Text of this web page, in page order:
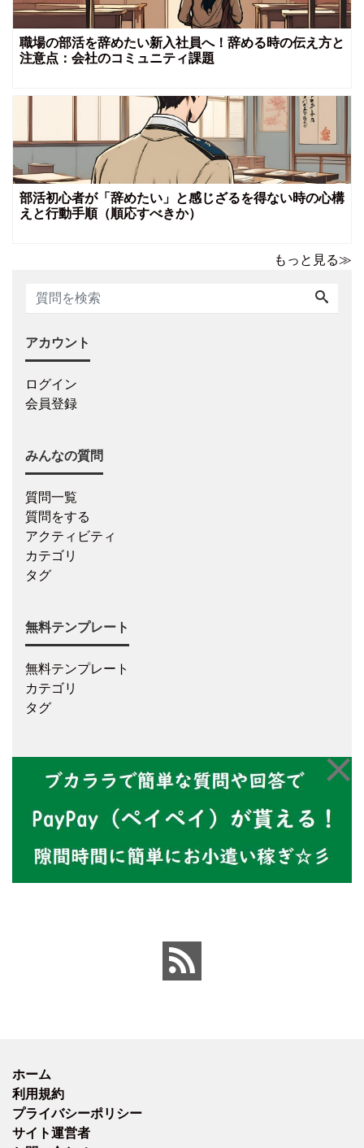
職場の部活を辞めたい新入社員へ！辞める時の伝え方と
注意点：会社のコミュニティ課題
部活初心者が「辞めたい」と感じざるを得ない時の心構
えと行動手順（順応すべきか）
もっと見る≫
アカウント
ログイン
会員登録
みんなの質問
質問一覧
質問をする
アクティビティ
カテゴリ
タグ
無料テンプレート
無料テンプレート
カテゴリ
タグ
ホーム
利用規約
プライバシーポリシー
サイト運営者